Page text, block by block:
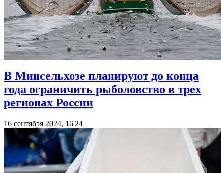
В Минсельхозе планируют до конца
года ограничить рыболовство в трех
регионах России
16 сентября 2024, 16:24